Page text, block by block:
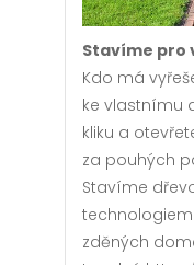
Stavíme pro
Kdo má
ke vlastnímu
kliku a
za pouhých
Stavíme
zděných